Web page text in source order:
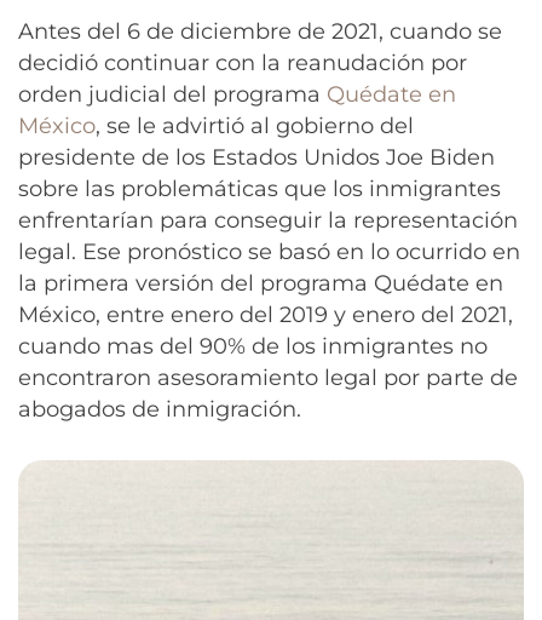
Antes del 6 de diciembre de 2021, cuando se
decidió continuar con la reanudación por
orden judicial del programa Quédate en
México, se le advirtió al gobierno del
presidente de los Estados Unidos Joe Biden
sobre las problemáticas que los inmigrantes
enfrentarían para conseguir la representación
legal. Ese pronóstico se basó en lo ocurrido en
la primera versión del programa Quédate en
México, entre enero del 2019 y enero del 2021,
cuando mas del 90% de los inmigrantes no
encontraron asesoramiento legal por parte de
abogados de inmigración.